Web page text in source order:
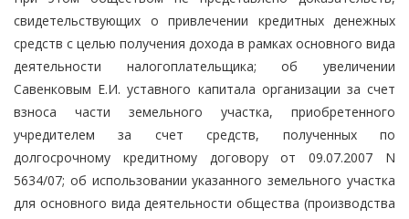
свидетельствующих о привлечении кредитных денежных
средств с целью получения дохода в рамках основного вида
деятельности налогоплательщика; об увеличении
Савенковым Е.И. уставного капитала организации за счет
взноса части земельного участка, приобретенного
учредителем за счет средств, полученных по
долгосрочному кредитному договору от 09.07.2007 N
5634/07; об использовании указанного земельного участка
для основного вида деятельности общества (производства